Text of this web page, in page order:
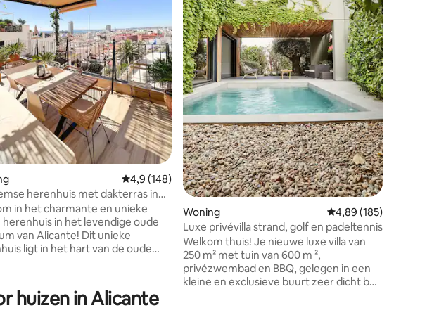
van 4,93 uit 5, 27 recensies
Gemiddelde beoordeling van 4,9 uit 5, 148 recensies
4,9 (148)
herenhuis met dakterras in
stad
in het charmante en unieke
herenhuis in het levendige oude
Alicante! Dit unieke
ligt in het hart van de oude
een steenworp afstand vind je
kasteel van Santa
Woning Gemiddelde
4,89 (185)
Luxe privévilla strand, golf en padeltennis
Welkom thuis! Je nieuwe luxe villa van
250 m² met tuin van 600 m ²,
privézwembad en BBQ, gelegen in een
kleine en exclusieve buurt zeer dicht bij
huizen in Alicante